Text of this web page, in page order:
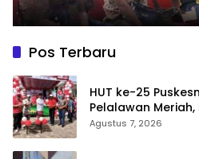
Pos Terbaru
HUT ke-25
Pelalawan
Jalan Santai dan
Agustus 7, 2026